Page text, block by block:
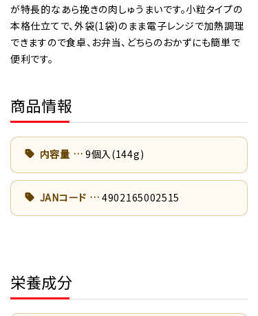
が特長的なあら挽きの肉しゅうまいです。小粒タイプの
本格仕立てで、外袋(1袋)のまま電子レンジで加熱調理
できますので食卓、お弁当、どちらのおかずにも簡単で
便利です。
商品情報
内容量 9個入(144g)
JANコード 4902165002515
栄養成分